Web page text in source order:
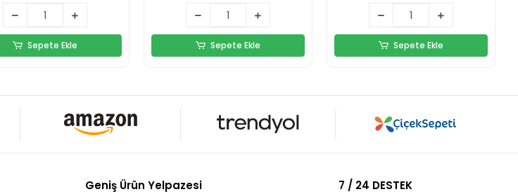
Sepete Ekle Sepete Ekle Sepete Ekle
Geniş Ürün Yelpazesi 7 / 24 DESTEK